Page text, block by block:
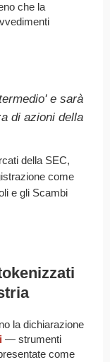
che la
e sarà
di azioni della
della SEC,
come
e gli Scambi
la dichiarazione
— strumenti
come